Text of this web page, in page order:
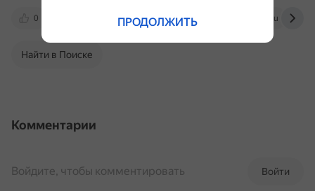
0 kedu.ru otvet.mail.ru k-a-t.ru
Найти в Поиске
Комментарии
Войти
Войдите, чтобы комментировать
ПРОДОЛЖИТЬ